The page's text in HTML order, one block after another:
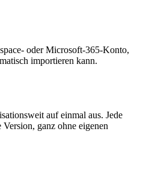
oder Microsoft-365-Konto,
importieren kann.
auf einmal aus. Jede
ganz ohne eigenen